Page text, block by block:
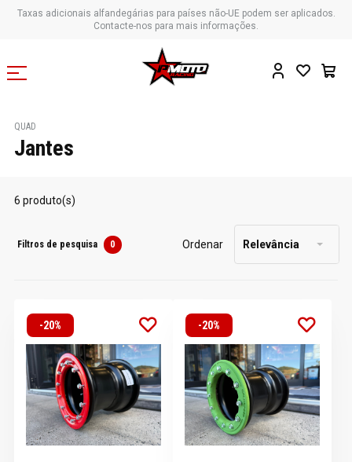
Taxas adicionais alfandegárias para países não-UE podem ser aplicados.
Contacte-nos para mais informações.
QUAD
Jantes
6 produto(s)
Filtros de pesquisa 0 Ordenar Relevância
-20% -20%